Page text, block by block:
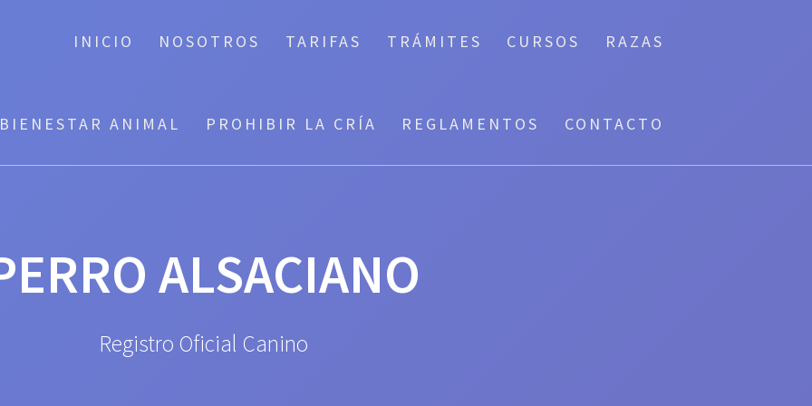
INICIO NOSOTROS TARIFAS TRÁMITES CURSOS RAZAS
BIENESTAR ANIMAL PROHIBIR LA CRÍA REGLAMENTOS CONTACTO
ALSACIANO
Registro Oficial Canino